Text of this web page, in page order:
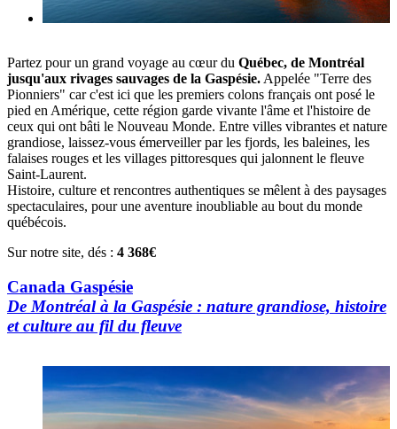
Partez pour un grand voyage au cœur du Québec, de Montréal
jusqu'aux rivages sauvages de la Gaspésie. Appelée "Terre des
Pionniers" car c'est ici que les premiers colons français ont posé le
pied en Amérique, cette région garde vivante l'âme et l'histoire de
ceux qui ont bâti le Nouveau Monde. Entre villes vibrantes et nature
grandiose, laissez-vous émerveiller par les fjords, les baleines, les
falaises rouges et les villages pittoresques qui jalonnent le fleuve
Saint-Laurent.
Histoire, culture et rencontres authentiques se mêlent à des paysages
spectaculaires, pour une aventure inoubliable au bout du monde
québécois.
Sur notre site, dés : 4 368€
Canada Gaspésie
De Montréal à la Gaspésie : nature grandiose, histoire
et culture au fil du fleuve